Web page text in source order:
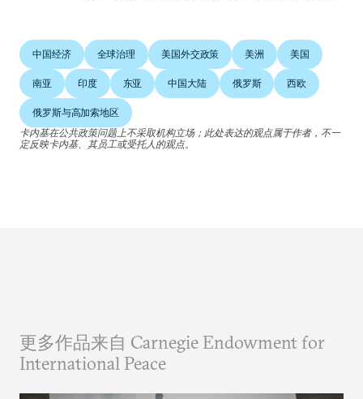
中国经济 全球治理 美国外交政策 美洲 美国
南亚 印度 东亚 中国大陆 俄罗斯 西欧
俄罗斯与高加索地区
卡内基在公共政策问题上不采取机构立场；此处表达的观点属于作者，不一
定反映卡内基、其员工或受托人的观点。
更多作品来自 Carnegie Endowment for
International Peace